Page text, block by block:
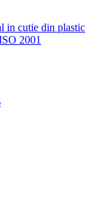
in cutie din plastic
2001